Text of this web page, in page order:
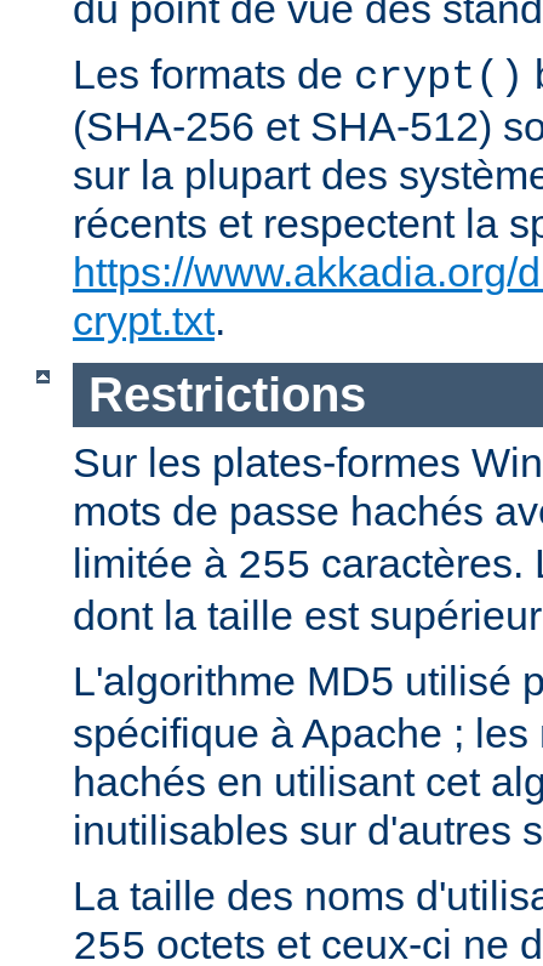
Les formats de crypt()
(SHA-256 et SHA-512)
sur la plupart des
récents et respectent la
https://www.akkadia.org/
crypt.txt.
Restrictions
Sur les plates-formes
mots de passe hachés
limitée à 255 caractères.
dont la taille est
L'algorithme MD5 utilisé
spécifique à Apache ;
hachés en utilisant cet
inutilisables sur d'autres
La taille des noms
255 octets et ceux-ci ne